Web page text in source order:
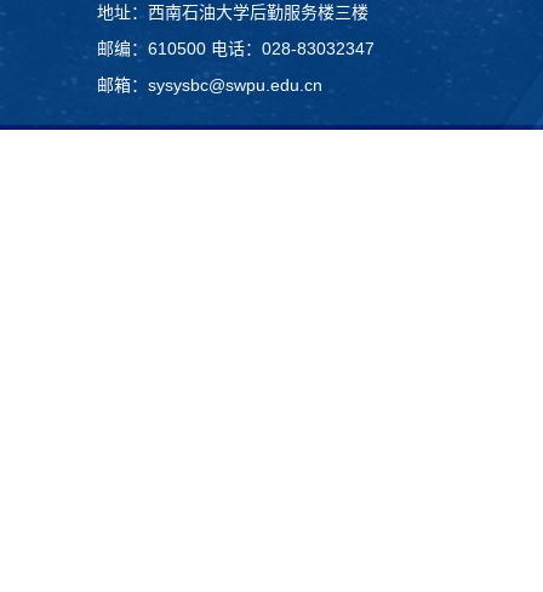
地址：西南石油大学后勤服务楼三楼
邮编：610500 电话：028-83032347
邮箱：sysysbc@swpu.edu.cn